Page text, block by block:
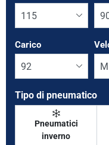
Carico
Tipo di pneumatico
Pneumatici
inverno